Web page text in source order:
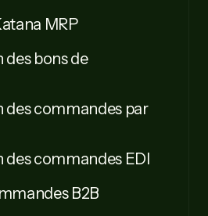
MRP
bons de
commandes par
commandes EDI
B2B